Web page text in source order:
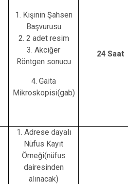
1. Kişinin Şahsen
Başvurusu
2. 2 adet resim
3. Akciğer
Röntgen sonucu
4. Gaita
Mikroskopisi(gab)
24 Saat
1. Adrese dayalı
Nüfus Kayıt
Örneği(nüfus
dairesinden
alınacak)